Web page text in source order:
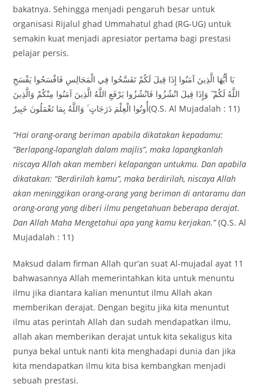
bakatnya. Sehingga menjadi pengaruh besar untuk
organisasi Rijalul ghad Ummahatul ghad (RG-UG) untuk
semakin kuat menjadi apresiator pertama bagi prestasi
pelajar persis.
يَا أَيُّهَا الَّذِينَ آمَنُوا إِذَا قِيلَ لَكُمْ تَفَسَّحُوا فِي الْمَجَالِسِ فَافْسَحُوا يَفْسَحِ
اللَّهُ لَكُمْ ۖ وَإِذَا قِيلَ انْشُزُوا فَانْشُزُوا يَرْفَعِ اللَّهُ الَّذِينَ آمَنُوا مِنْكُمْ وَالَّذِينَ
أُوتُوا الْعِلْمَ دَرَجَاتٍ ۚ وَاللَّهُ بِمَا تَعْمَلُونَ خَبِيرٌ(Q.S. Al Mujadalah : 11)
“Hai orang-orang beriman apabila dikatakan kepadamu:
“Berlapang-lapanglah dalam majlis”, maka lapangkanlah
niscaya Allah akan memberi kelapangan untukmu. Dan apabila
dikatakan: “Berdirilah kamu”, maka berdirilah, niscaya Allah
akan meninggikan orang-orang yang beriman di antaramu dan
orang-orang yang diberi ilmu pengetahuan beberapa derajat.
Dan Allah Maha Mengetahui apa yang kamu kerjakan.”(Q.S. Al
Mujadalah : 11)
Maksud dalam firman Allah qur’an suat Al-mujadal ayat 11
bahwasannya Allah memerintahkan kita untuk menuntu
ilmu jika diantara kalian menuntut ilmu Allah akan
memberikan derajat. Dengan begitu jika kita menuntut
ilmu atas perintah Allah dan sudah mendapatkan ilmu,
allah akan memberikan derajat untuk kita sekaligus kita
punya bekal untuk nanti kita menghadapi dunia dan jika
kita mendapatkan ilmu kita bisa kembangkan menjadi
sebuah prestasi.